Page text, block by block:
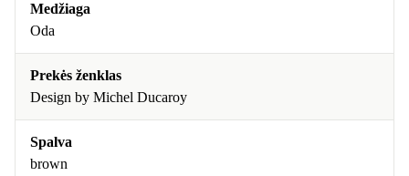
Medžiaga
Oda
Prekės ženklas
Design by Michel Ducaroy
Spalva
brown